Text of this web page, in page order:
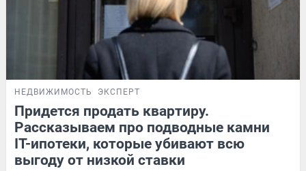
НЕДВИЖИМОСТЬ ЭКСПЕРТ
Придется продать квартиру.
Рассказываем про подводные камни
IT-ипотеки, которые убивают всю
выгоду от низкой ставки